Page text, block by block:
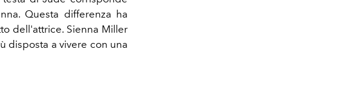
Questa differenza ha
dell'attrice. Sienna Miller
disposta a vivere con una